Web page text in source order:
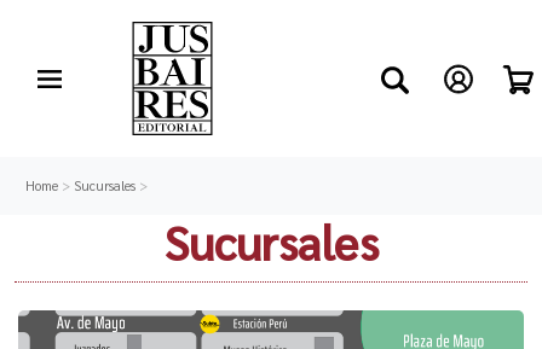
Home> Sucursales>
Sucursales